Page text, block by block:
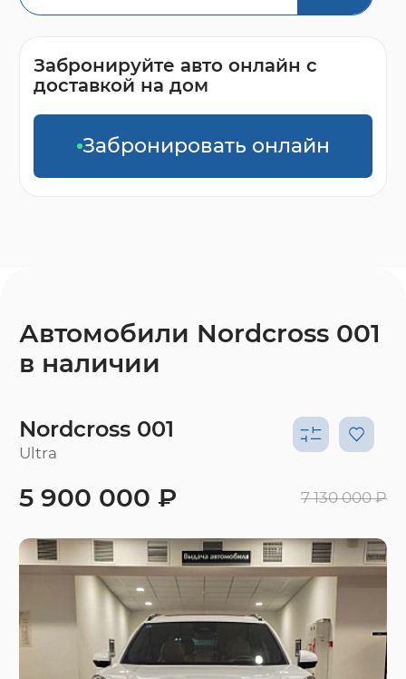
Забронируйте авто онлайн с
доставкой на дом
Забронировать онлайн
Автомобили Nordcross 001
в наличии
Nordcross 001
Ultra
5 900 000 ₽ 7 130 000 ₽